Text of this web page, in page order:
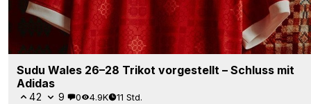
Sudu Wales 26–28 Trikot vorgestellt – Schluss mit
Adidas
42 9 0 4.9K 11 Std.